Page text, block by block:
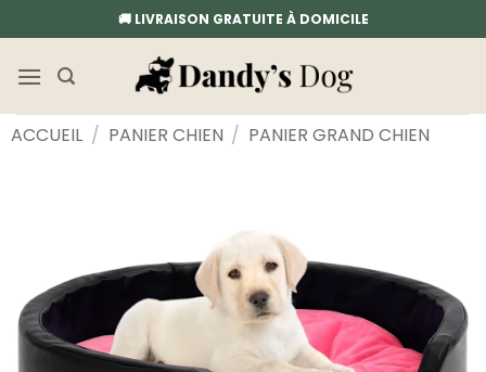
au
contenu
🚚 LIVRAISON GRATUITE À DOMICILE
ACCUEIL / PANIER CHIEN / PANIER GRAND CHIEN